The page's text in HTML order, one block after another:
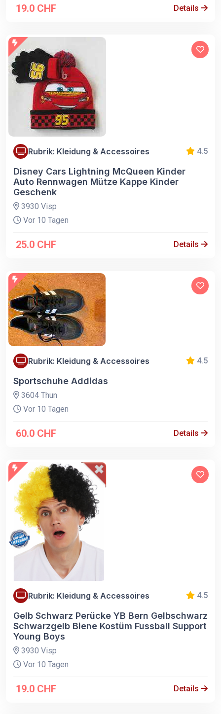
19.0 CHF Details
Rubrik: Kleidung & Accessoires 4.5
Disney Cars Lightning McQueen Kinder
Auto Rennwagen Mütze Kappe Kinder
Geschenk
3930 Visp
Vor 10 Tagen
25.0 CHF Details
Rubrik: Kleidung & Accessoires 4.5
Sportschuhe Addidas
3604 Thun
Vor 10 Tagen
60.0 CHF Details
Rubrik: Kleidung & Accessoires 4.5
Gelb Schwarz Perücke YB Bern Gelbschwarz
Schwarzgelb Biene Kostüm Fussball Support
Young Boys
3930 Visp
Vor 10 Tagen
19.0 CHF Details